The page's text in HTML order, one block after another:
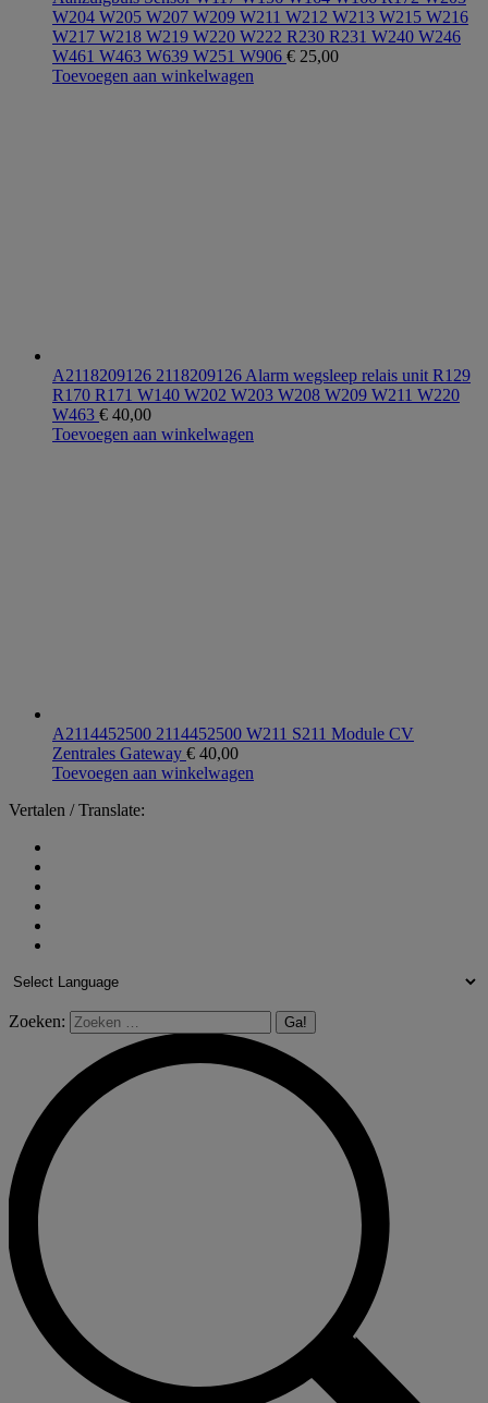
W204 W205 W207 W209 W211 W212 W213 W215 W216
W217 W218 W219 W220 W222 R230 R231 W240 W246
W461 W463 W639 W251 W906 € 25,00
Toevoegen aan winkelwagen
A2118209126 2118209126 Alarm wegsleep relais unit R129
R170 R171 W140 W202 W203 W208 W209 W211 W220
W463 € 40,00
Toevoegen aan winkelwagen
A2114452500 2114452500 W211 S211 Module CV
Zentrales Gateway € 40,00
Toevoegen aan winkelwagen
Vertalen / Translate:
Zoeken: